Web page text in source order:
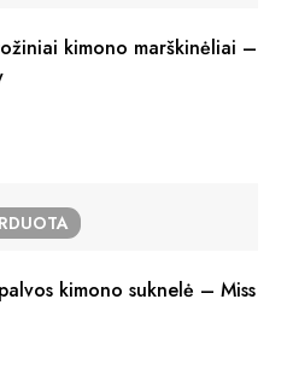
kimono marškinėliai –
kimono suknelė – Miss